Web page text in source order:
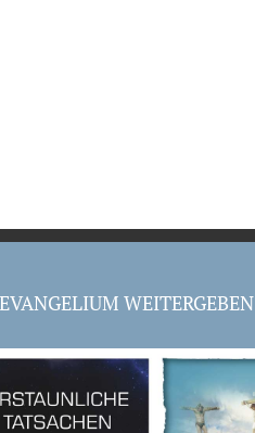
WEITERGEBEN